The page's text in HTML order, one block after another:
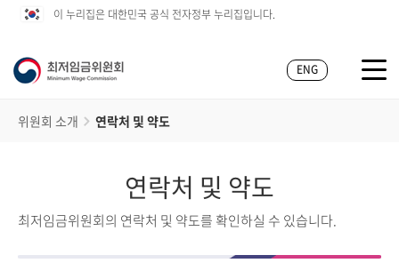
이 누리집은 대한민국 공식 전자정부 누리집입니다.
ENG
위원회 소개 연락처 및 약도
연락처 및 약도
최저임금위원회의 연락처 및 약도를 확인하실 수 있습니다.